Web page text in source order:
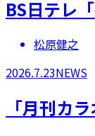
BS日テレ
松原健之
2026.7.23NEWS
「月刊カ